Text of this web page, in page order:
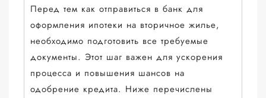
Перед тем как отправиться в банк для
оформления ипотеки на вторичное жилье,
необходимо подготовить все требуемые
документы. Этот шаг важен для ускорения
процесса и повышения шансов на
одобрение кредита. Ниже перечислены